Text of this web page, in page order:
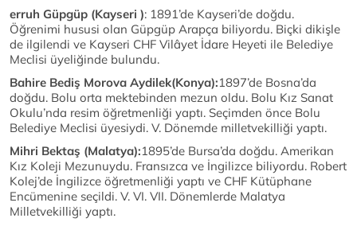
erruh Güpgüp (Kayseri ): 1891’de Kayseri’de doğdu.
Öğrenimi hususi olan Güpgüp Arapça biliyordu. Biçki dikişle
de ilgilendi ve Kayseri CHF Vilâyet İdare Heyeti ile Belediye
Meclisi üyeliğinde bulundu.
Bahire Bediş Morova Aydilek(Konya):1897’de Bosna’da
doğdu. Bolu orta mektebinden mezun oldu. Bolu Kız Sanat
Okulu’nda resim öğretmenliği yaptı. Seçimden önce Bolu
Belediye Meclisi üyesiydi. V. Dönemde milletvekilliği yaptı.
Mihri Bektaş (Malatya):1895’de Bursa’da doğdu. Amerikan
Kız Koleji Mezunuydu. Fransızca ve İngilizce biliyordu. Robert
Kolej’de İngilizce öğretmenliği yaptı ve CHF Kütüphane
Encümenine seçildi. V. VI. VII. Dönemlerde Malatya
Milletvekilliği yaptı.